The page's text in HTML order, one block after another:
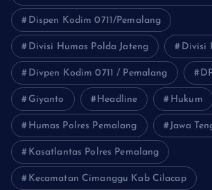
Dispen Kodim 0711/Pemalang
Divisi Humas Polda Jateng Divisi
Divpen Kodim 0711 / Pemalang
Giyanto Headline Hukum
Humas Polres Pemalang Jawa
Kasatlantas Polres Pemalang
Kecamatan Cimanggu Kab Cilacap